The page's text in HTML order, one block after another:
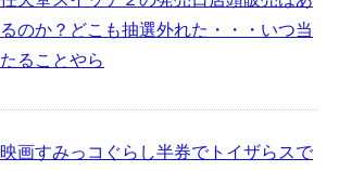
るのか？どこも抽選外れた・・・いつ当
たることやら
映画すみっコぐらし半券でトイザらスで